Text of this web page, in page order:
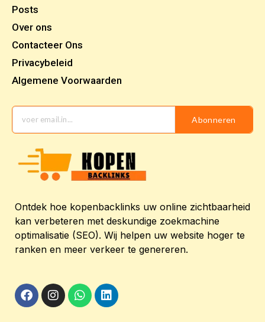
Posts
Over ons
Contacteer Ons
Privacybeleid
Algemene Voorwaarden
Abonneren
Ontdek hoe kopenbacklinks uw online zichtbaarheid
kan verbeteren met deskundige zoekmachine
optimalisatie (SEO). Wij helpen uw website hoger te
ranken en meer verkeer te genereren.